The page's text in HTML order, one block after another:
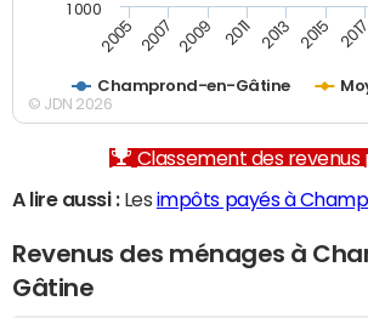
Champrond-en-Gâtine
2005 2007 2009 2011 2013 2015 2017
1 000
© JDN 2026
Classement des revenus
A lire aussi :Les impôts payés à
Revenus des ménages à
Gâtine